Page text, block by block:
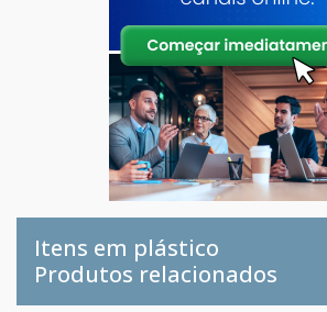
Itens em plástico
Produtos relacionados